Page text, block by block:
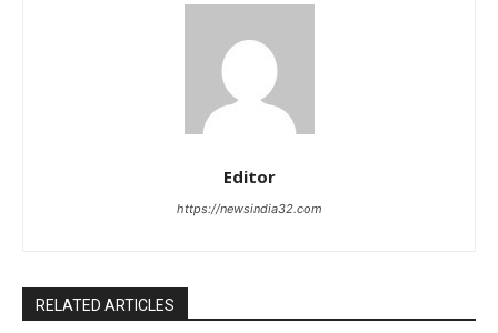
Editor
https://newsindia32.com
RELATED ARTICLES